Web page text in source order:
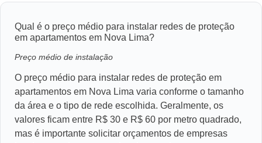
Qual é o preço médio para instalar redes de proteção
em apartamentos em Nova Lima?
Preço médio de instalação
O preço médio para instalar redes de proteção em
apartamentos em Nova Lima varia conforme o tamanho
da área e o tipo de rede escolhida. Geralmente, os
valores ficam entre R$ 30 e R$ 60 por metro quadrado,
mas é importante solicitar orçamentos de empresas